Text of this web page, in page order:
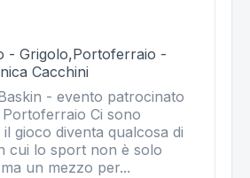
- Grigolo,Portoferraio -
Cacchini
- evento patrocinato
Ci sono
gioco diventa qualcosa di
cui lo sport non è solo
un mezzo per...